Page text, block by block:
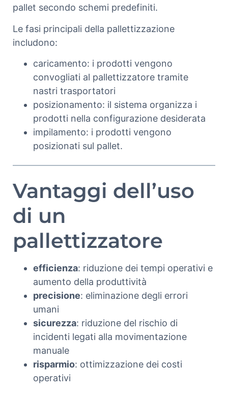
pallet secondo schemi predefiniti.
Le fasi principali della pallettizzazione
includono:
caricamento: i prodotti vengono
convogliati al pallettizzatore tramite
nastri trasportatori
posizionamento: il sistema organizza i
prodotti nella configurazione desiderata
impilamento: i prodotti vengono
posizionati sul pallet.
Vantaggi dell’uso
di un
pallettizzatore
efficienza: riduzione dei tempi operativi e
aumento della produttività
precisione: eliminazione degli errori
umani
sicurezza: riduzione del rischio di
incidenti legati alla movimentazione
manuale
risparmio: ottimizzazione dei costi
operativi